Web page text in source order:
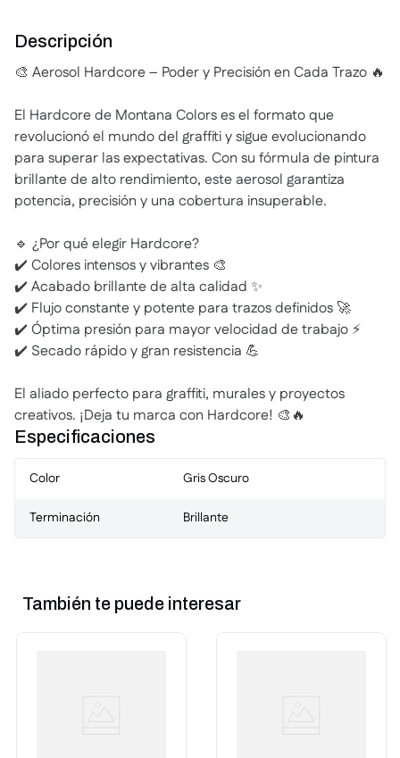
Descripción
🎨 Aerosol Hardcore – Poder y Precisión en Cada Trazo 🔥
El Hardcore de Montana Colors es el formato que
revolucionó el mundo del graffiti y sigue evolucionando
para superar las expectativas. Con su fórmula de pintura
brillante de alto rendimiento, este aerosol garantiza
potencia, precisión y una cobertura insuperable.
🔹 ¿Por qué elegir Hardcore?
✔️ Colores intensos y vibrantes 🎨
✔️ Acabado brillante de alta calidad ✨
✔️ Flujo constante y potente para trazos definidos 🚀
✔️ Óptima presión para mayor velocidad de trabajo ⚡
✔️ Secado rápido y gran resistencia 💪
El aliado perfecto para graffiti, murales y proyectos
creativos. ¡Deja tu marca con Hardcore! 🎨🔥
Especificaciones
Color Gris Oscuro
Terminación Brillante
También te puede interesar